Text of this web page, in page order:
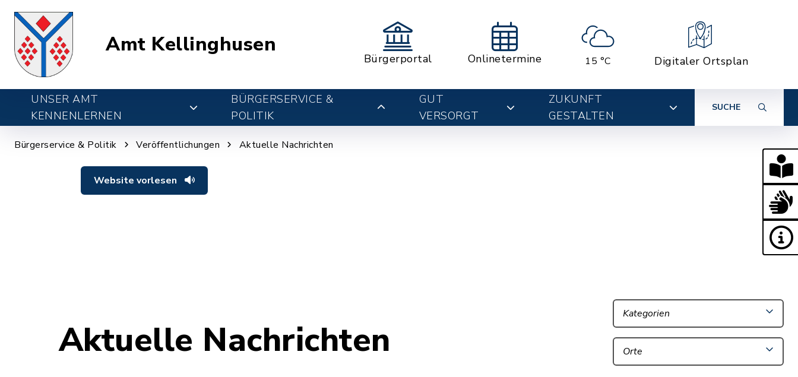
Amt Kellinghusen
Bürgerportal Onlinetermine 15 °C Digitaler Ortsplan
UNSER AMT
KENNENLERNEN
BÜRGERSERVICE &
POLITIK
GUT
VERSORGT
ZUKUNFT
GESTALTEN
SUCHE
Bürgerservice & Politik Veröffentlichungen Aktuelle Nachrichten
Website vorlesen
Aktuelle Nachrichten
Kategorien
Orte